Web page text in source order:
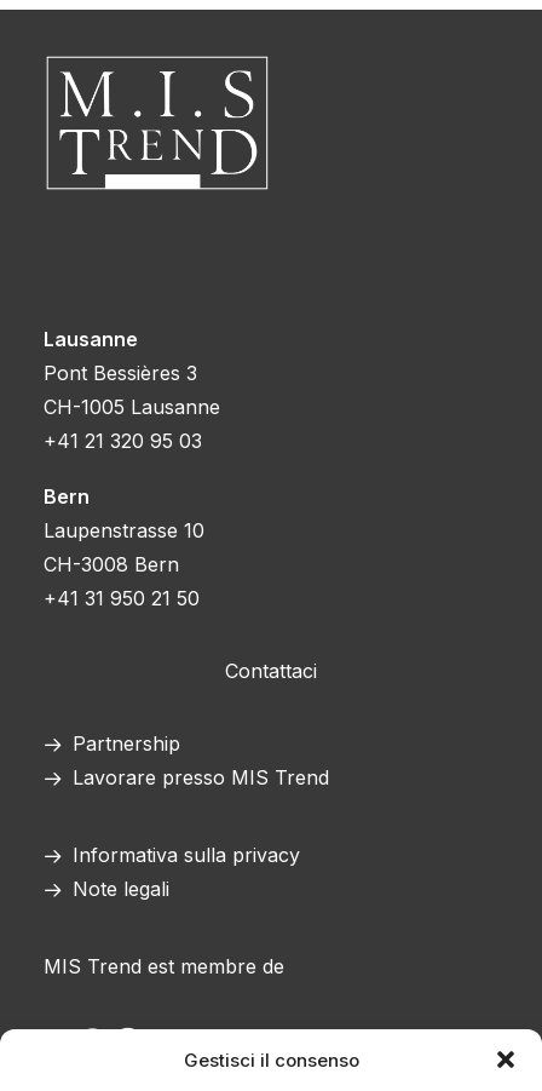
Gestisci il consenso
Lausanne
Pont Bessières 3
CH-1005 Lausanne
+41 21 320 95 03
Bern
Laupenstrasse 10
CH-3008 Bern
+41 31 950 21 50
Contattaci
Partnership
Lavorare presso MIS Trend
Informativa sulla privacy
Note legali
MIS Trend est membre de